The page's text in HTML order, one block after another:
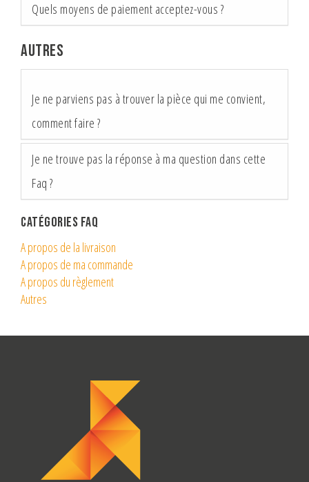
Quels moyens de paiement acceptez-vous ?
Autres
Je ne parviens pas à trouver la pièce qui me convient,
comment faire ?
Je ne trouve pas la réponse à ma question dans cette
Faq ?
Catégories Faq
A propos de la livraison
A propos de ma commande
A propos du règlement
Autres